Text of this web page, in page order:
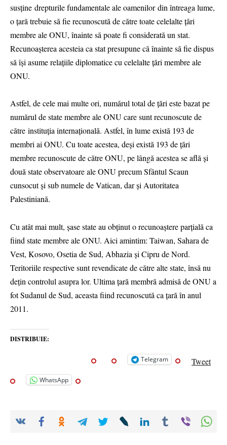
susține drepturile fundamentale ale oamenilor din întreaga lume,
o țară trebuie să fie recunoscută de către toate celelalte țări
membre ale ONU, înainte să poate fi considerată un stat.
Recunoașterea acesteia ca stat presupune că înainte să fie dispus
să își asume relațiile diplomatice cu celelalte țări membre ale
ONU.
Astfel, de cele mai multe ori, numărul total de țări este bazat pe
numărul de state membre ale ONU care sunt recunoscute de
către instituția internațională. Astfel, în lume există 193 de
membri ai ONU. Cu toate acestea, deși există 193 de țări
membre recunoscute de către ONU, pe lângă acestea se află și
două state observatoare ale ONU precum Sfântul Scaun
cunsocut și sub numele de Vatican, dar și Autoritatea
Palestiniană.
Cu atât mai mult, șase state au obținut o recunoaștere parțială ca
fiind state membre ale ONU. Aici amintim: Taiwan, Sahara de
Vest, Kosovo, Osetia de Sud, Abhazia și Cipru de Nord.
Teritoriile respective sunt revendicate de către alte state, însă nu
dețin controlul asupra lor. Ultima țară membră admisă de ONU a
fot Sudanul de Sud, aceasta fiind recunoscută ca țară în anul
2011.
DISTRIBUIE:
Telegram Tweet
WhatsApp